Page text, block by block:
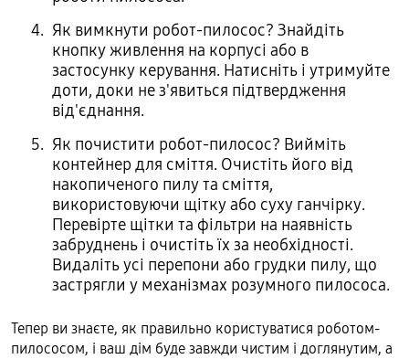
Як вимкнути робот-пилосос? Знайдіть
кнопку живлення на корпусі або в
застосунку керування. Натисніть і утримуйте
доти, доки не з'явиться підтвердження
від'єднання.
Як почистити робот-пилосос? Вийміть
контейнер для сміття. Очистіть його від
накопиченого пилу та сміття,
використовуючи щітку або суху ганчірку.
Перевірте щітки та фільтри на наявність
забруднень і очистіть їх за необхідності.
Видаліть усі перепони або грудки пилу, що
застрягли у механізмах розумного пилососа.
Тепер ви знаєте, як правильно користуватися роботом-
пилососом, і ваш дім буде завжди чистим і доглянутим, а